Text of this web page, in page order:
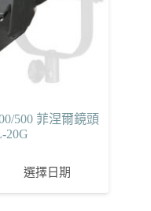
500 菲涅爾鏡頭
20G
選擇日期